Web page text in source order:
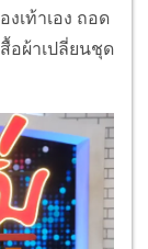
เท้าเอง ถอด
สื้อผ้าเปลี่ยนชุด